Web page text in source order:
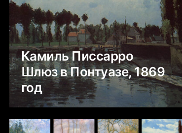
Камиль Писсарро
Шлюз в Понтуазе, 1869
год